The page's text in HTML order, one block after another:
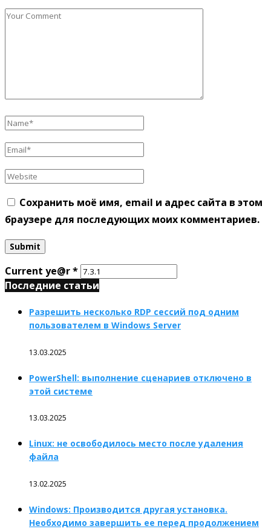
Сохранить моё имя, email и адрес сайта в этом
браузере для последующих моих комментариев.
Current ye@r*
Последние статьи
Разрешить несколько RDP сессий под одним
пользователем в Windows Server
13.03.2025
PowerShell: выполнение сценариев отключено в
этой системе
13.03.2025
Linux: не освободилось место после удаления
файла
13.02.2025
Windows: Производится другая установка.
Необходимо завершить ее перед продолжением